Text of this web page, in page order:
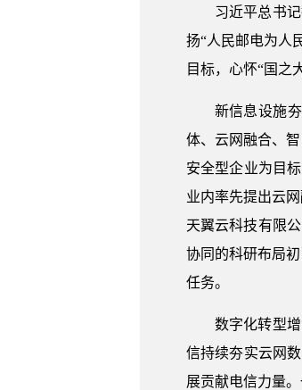
习近平总书
扬“人民邮电为人
目标，心怀“国之
新信息设施
体、云网融合、
安全型企业为目
业内率先提出云
天翼云科技有限
协同的科研布局
任务。
数字化转型
信持续夯实云网
展贡献电信力量